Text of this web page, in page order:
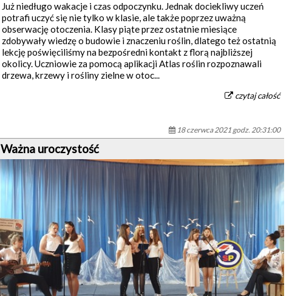
Już niedługo wakacje i czas odpoczynku. Jednak dociekliwy uczeń
potrafi uczyć się nie tylko w klasie, ale także poprzez uważną
obserwację otoczenia. Klasy piąte przez ostatnie miesiące
zdobywały wiedzę o budowie i znaczeniu roślin, dlatego też ostatnią
lekcję poświęciliśmy na bezpośredni kontakt z florą najbliższej
okolicy. Uczniowie za pomocą aplikacji Atlas roślin rozpoznawali
drzewa, krzewy i rośliny zielne w otoc...
czytaj całość
18 czerwca 2021 godz. 20:31:00
Ważna uroczystość